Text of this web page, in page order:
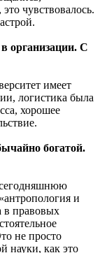
чувствовалось.
организации. С
имеет
логистика была
хорошее
богатой.
и
в правовых
не просто
науки, как это